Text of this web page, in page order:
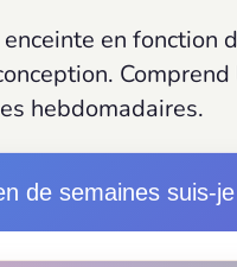
en fonction
hebdomadaires.
de semaines suis-